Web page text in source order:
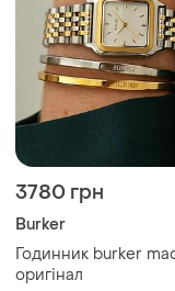
3780 грн
Burker
Годинник burker
оригінал